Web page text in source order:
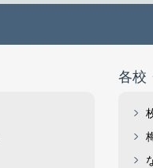
各校